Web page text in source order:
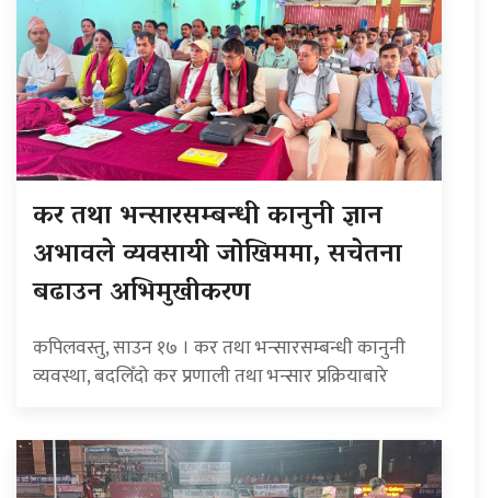
कर तथा भन्सारसम्बन्धी कानुनी ज्ञान
अभावले व्यवसायी जोखिममा, सचेतना
बढाउन अभिमुखीकरण
कपिलवस्तु, साउन १७ । कर तथा भन्सारसम्बन्धी कानुनी
व्यवस्था, बदलिँदो कर प्रणाली तथा भन्सार प्रक्रियाबारे